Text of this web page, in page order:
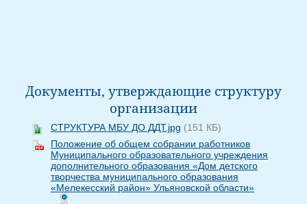
Документы, утверждающие структуру
организации
СТРУКТУРА МБУ ДО ДДТ.jpg (151 КБ)
Положение об общем собрании работников
Муниципального образовательного учреждения
дополнительного образования «Дом детского
творчества муниципального образования
«Мелекесский район» Ульяновской области»